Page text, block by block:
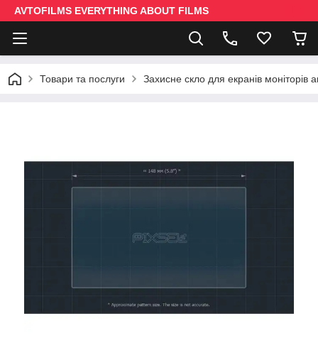
AVTOFILMS EVERYTHING ABOUT FILMS
Товари та послуги Захисне скло для екранів моніторів